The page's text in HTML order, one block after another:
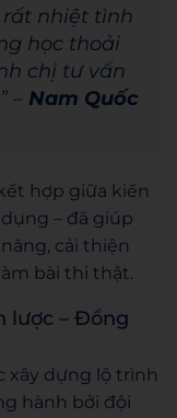
rất nhiệt tình
học thoải
chị tư vấn
– Nam Quốc
hợp giữa kiến
– đã giúp
cải thiện
bài thi thật.
lược – Đồng
xây dựng lộ trình
hành bởi đội